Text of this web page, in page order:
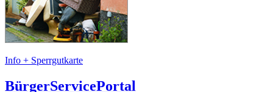
Info + Sperrgutkarte
BürgerServicePortal